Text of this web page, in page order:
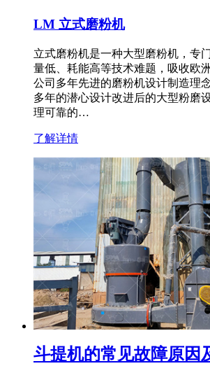
LM 立式磨粉机
立式磨粉机是一种大型磨粉机，专
量低、耗能高等技术难题，吸收欧
公司多年先进的磨粉机设计制造理
多年的潜心设计改进后的大型粉磨
理可靠的…
了解详情
斗提机的常见故障原因